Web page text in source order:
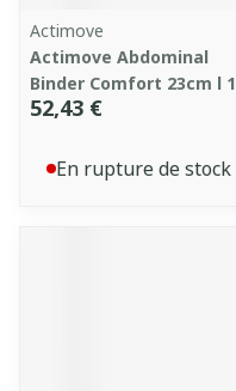
Actimove
Actimove Abdominal
Binder Comfort 23cm l 1
52,43 €
En rupture de stock